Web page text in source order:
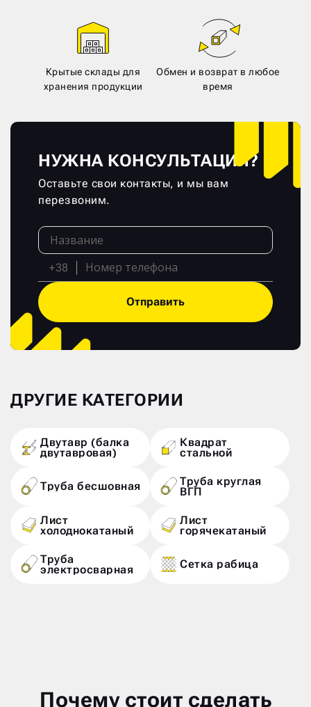
Крытые склады для
хранения продукции
Обмен и возврат в любое
время
НУЖНА КОНСУЛЬТАЦИЯ?
Оставьте свои контакты, и мы вам
перезвоним.
+38
Отправить
ДРУГИЕ КАТЕГОРИИ
Двутавр (балка
двутавровая)
Квадрат
стальной
Труба бесшовная Труба круглая
ВГП
Лист
холоднокатаный
Лист
горячекатаный
Труба
электросварная Сетка рабица
Почему стоит сделать